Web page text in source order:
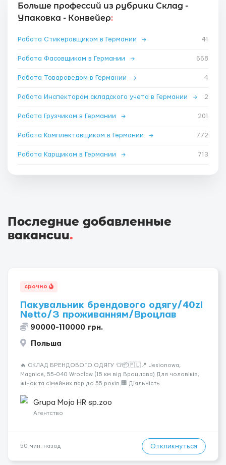
Больше профессий из рубрики Склад -
Упаковка - Конвейер:
Работа Стикеровщиком в Германии → 41
Работа Фасовщиком в Германии → 668
Работа Товароведом в Германии → 4
Работа Инспектором складского учета в Германии → 2
Работа Грузчиком в Германии → 201
Работа Комплектовщиком в Германии → 772
Работа Карщиком в Германии → 713
Последние добавленные
вакансии.
срочно
Пакувальник брендового одягу/40zl
Netto/З проживанням/Вроцлав
90000-110000 грн.
Польша
🔥 СКЛАД БРЕНДОВОГО ОДЯГУ 👕📦🇵🇱📍 Jesionowa,
Magnice, 55-040 Wrocław (15 км від Вроцлава) Для чоловіків,
жінок та сімейних пар до 55 років.🏢 Діяльність
💰 Оплата праці:Umowa Zlecenia40 zł нетто/год — до 26
років30 zł нетто/год — стандартна ставка...
Grupa Mojo HR sp.zoo
Агентство
50 мин. назад Откликнуться